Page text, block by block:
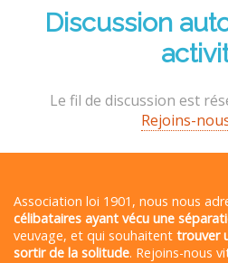
Discussion
Le fil de discussion est
Rejoins-
Association loi 1901, nous nous
célibataires ayant vécu une
veuvage, et qui souhaitent trouver
sortir de la solitude. Rejoins-nous